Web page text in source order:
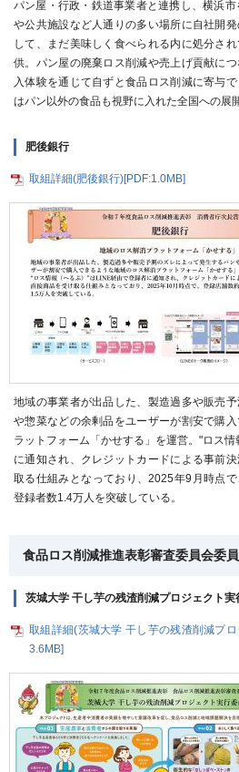
パン屋・行政・鉄道事業者と連携し、横浜
や公共施設など人通りの多い場所に自社開
して、まだ美味しく食べられる内に処分さ
供。パン屋の廃棄ロス削減や売上げ貢献に
入体験を通じて自ずと食品ロス削減に寄与
はパン以外の食品も視野に入れた全国への展
肥後銀行
取組詳細(肥後銀行)[PDF:1.0MB]
地域の事業者が出品した、製造過多や販売
や惣菜などの余剰品をユーザーが割安で購
ラットフォーム「かせする」を運営。"ロス
に通知され、クレジットカードによる事前
取る仕組みとなっており、2025年9月時点
登録者数1.4万人を突破している。
食品ロス削減推進表彰審査委員会委
茨城大学 干し芋の残渣削減プロジェクト実
取組詳細(茨城大学 干し芋の残渣削減プ
3.6MB]